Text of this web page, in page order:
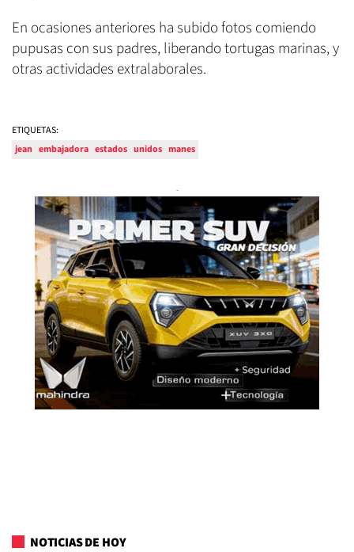
En ocasiones anteriores ha subido fotos comiendo
pupusas con sus padres, liberando tortugas marinas, y
otras actividades extralaborales.
ETIQUETAS:
jean embajadora estados unidos manes
NOTICIAS DE HOY